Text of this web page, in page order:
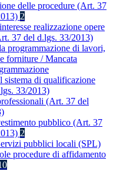
delle procedure (Art. 37
2
realizzazione opere
37 del d.lgs. 33/2013)
programmazione di lavori,
forniture / Mancata
sistema di qualificazione
33/2013)
(Art. 37 del
pubblico (Art. 37
2
pubblici locali (SPL)
procedure di affidamento